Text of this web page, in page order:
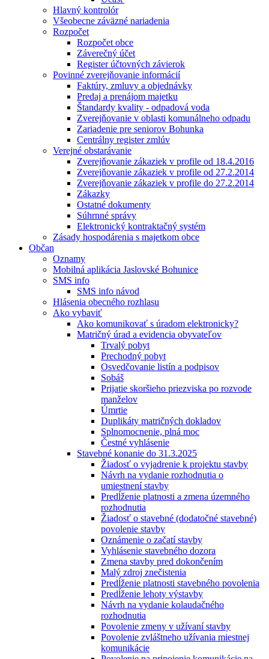
Hlavný kontrolór
Všeobecne záväzné nariadenia
Rozpočet
Rozpočet obce
Záverečný účet
Register účtovných závierok
Povinné zverejňovanie informácií
Faktúry, zmluvy a objednávky
Predaj a prenájom majetku
Štandardy kvality - odpadová voda
Zverejňovanie v oblasti komunálneho odpadu
Zariadenie pre seniorov Bohunka
Centrálny register zmlúv
Verejné obstarávanie
Zverejňovanie zákaziek v profile od 18.4.2016
Zverejňovanie zákaziek v profile od 27.2.2014
Zverejňovanie zákaziek v profile do 27.2.2014
Zákazky
Ostatné dokumenty
Súhrnné správy
Elektronický kontraktačný systém
Zásady hospodárenia s majetkom obce
Občan
Oznamy
Mobilná aplikácia Jaslovské Bohunice
SMS info
SMS info návod
Hlásenia obecného rozhlasu
Ako vybaviť
Ako komunikovať s úradom elektronicky?
Matričný úrad a evidencia obyvateľov
Trvalý pobyt
Prechodný pobyt
Osvedčovanie listín a podpisov
Sobáš
Prijatie skoršieho priezviska po rozvode
manželov
Úmrtie
Duplikáty matričných dokladov
Splnomocnenie, plná moc
Čestné vyhlásenie
Stavebné konanie do 31.3.2025
Žiadosť o vyjadrenie k projektu stavby
Návrh na vydanie rozhodnutia o
umiestnení stavby
Predĺženie platnosti a zmena územného
rozhodnutia
Žiadosť o stavebné (dodatočné stavebné)
povolenie stavby
Oznámenie o začatí stavby
Vyhlásenie stavebného dozora
Zmena stavby pred dokončením
Malý zdroj znečistenia
Predĺženie platnosti stavebného povolenia
Predĺženie lehoty výstavby
Návrh na vydanie kolaudačného
rozhodnutia
Povolenie zmeny v užívaní stavby
Povolenie zvláštneho užívania miestnej
komunikácie